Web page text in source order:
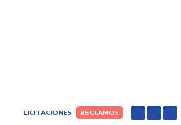
LICITACIONES RECLAMOS